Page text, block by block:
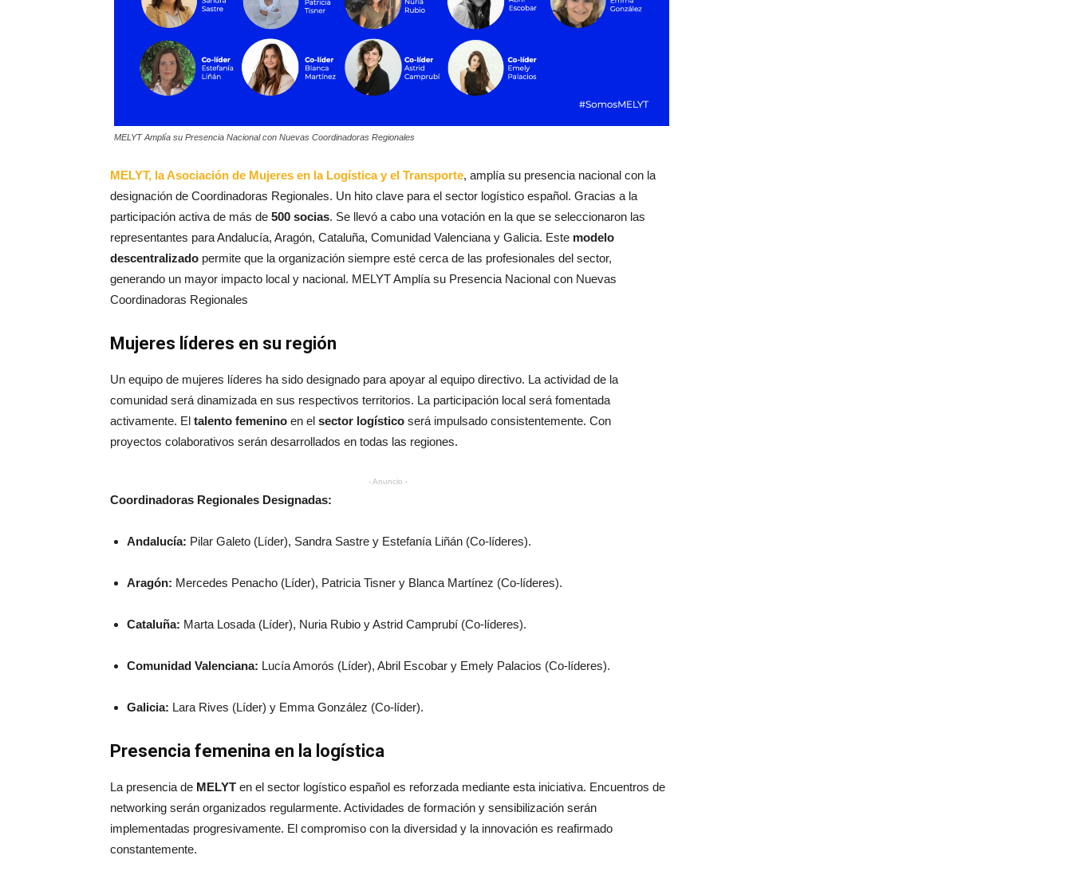
MELYT Amplía su Presencia Nacional con Nuevas Coordinadoras Regionales
MELYT, la Asociación de Mujeres en la Logística y el Transporte, amplía su presencia nacional con la
designación de Coordinadoras Regionales. Un hito clave para el sector logístico español. Gracias a la
participación activa de más de 500 socias. Se llevó a cabo una votación en la que se seleccionaron las
representantes para Andalucía, Aragón, Cataluña, Comunidad Valenciana y Galicia. Este modelo
descentralizado permite que la organización siempre esté cerca de las profesionales del sector,
generando un mayor impacto local y nacional. MELYT Amplía su Presencia Nacional con Nuevas
Coordinadoras Regionales
Mujeres líderes en su región
Un equipo de mujeres líderes ha sido designado para apoyar al equipo directivo. La actividad de la
comunidad será dinamizada en sus respectivos territorios. La participación local será fomentada
activamente. El talento femenino en el sector logístico será impulsado consistentemente. Con
proyectos colaborativos serán desarrollados en todas las regiones.
- Anuncio -
Coordinadoras Regionales Designadas:
Andalucía: Pilar Galeto (Líder), Sandra Sastre y Estefanía Liñán (Co-líderes).
Aragón: Mercedes Penacho (Líder), Patricia Tisner y Blanca Martínez (Co-líderes).
Cataluña: Marta Losada (Líder), Nuria Rubio y Astrid Camprubí (Co-líderes).
Comunidad Valenciana: Lucía Amorós (Líder), Abril Escobar y Emely Palacios (Co-líderes).
Galicia: Lara Rives (Líder) y Emma González (Co-líder).
Presencia femenina en la logística
La presencia de MELYT en el sector logístico español es reforzada mediante esta iniciativa. Encuentros de
networking serán organizados regularmente. Actividades de formación y sensibilización serán
implementadas progresivamente. El compromiso con la diversidad y la innovación es reafirmado
constantemente.